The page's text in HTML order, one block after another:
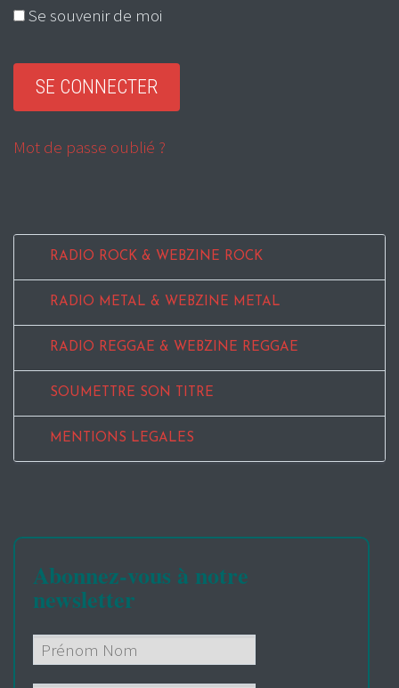
Se souvenir de moi
Mot de passe oublié ?
RADIO ROCK & WEBZINE ROCK
RADIO METAL & WEBZINE METAL
RADIO REGGAE & WEBZINE REGGAE
SOUMETTRE SON TITRE
MENTIONS LEGALES
Abonnez-vous à notre
newsletter